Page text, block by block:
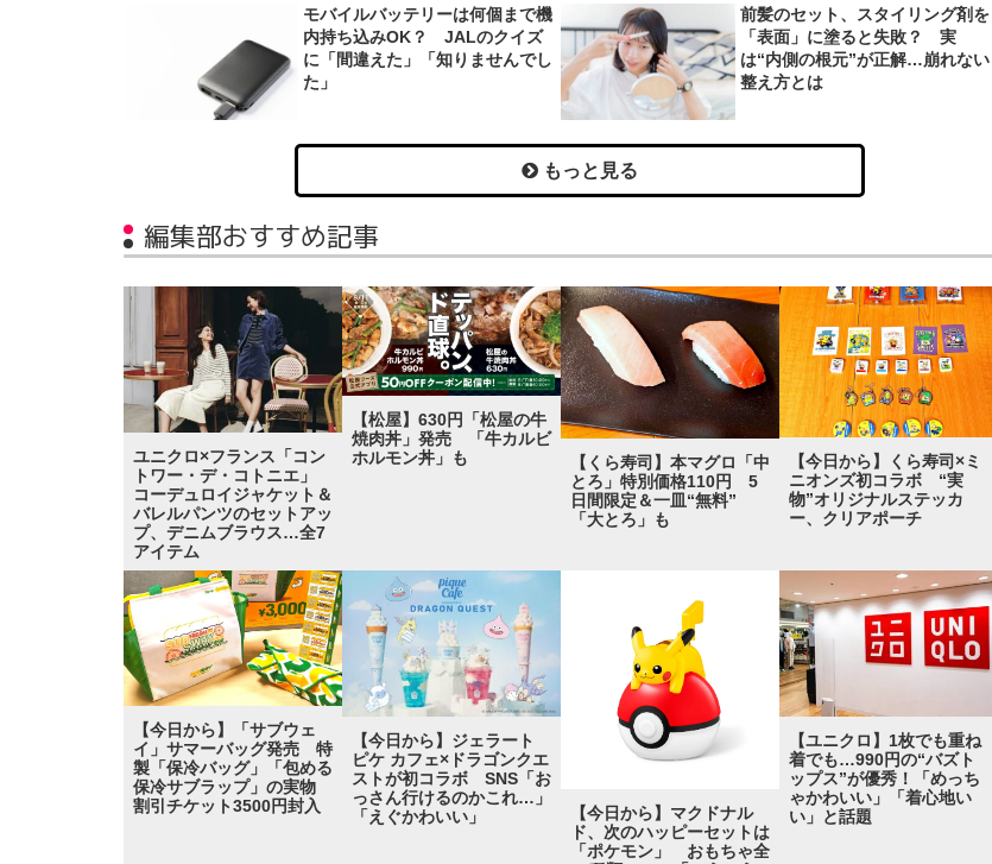
モバイルバッテリーは何個まで機
内持ち込みOK？ JALのクイズ
に「間違えた」「知りませんでし
た」
前髪のセット、スタイリング剤を
「表面」に塗ると失敗？ 実
は“内側の根元”が正解…崩れない
整え方とは
もっと見る
編集部おすすめ記事
ユニクロ×フランス「コン
トワー・デ・コトニエ」
コーデュロイジャケット＆
バレルパンツのセットアッ
プ、デニムブラウス…全7
アイテム
【松屋】630円「松屋の牛
焼肉丼」発売 「牛カルビ
ホルモン丼」も
【くら寿司】本マグロ「中
とろ」特別価格110円 5
日間限定＆一皿“無料”
「大とろ」も
【今日から】くら寿司×ミ
ニオンズ初コラボ “実
物”オリジナルステッカ
ー、クリアポーチ
【今日から】「サブウェ
イ」サマーバッグ発売 特
製「保冷バッグ」「包める
保冷サブラップ」の実物
割引チケット3500円封入
【今日から】ジェラート
ピケ カフェ×ドラゴンクエ
ストが初コラボ SNS「お
っさん行けるのかこれ…」
「えぐかわいい」
【今日から】マクドナル
ド、次のハッピーセットは
「ポケモン」 おもちゃ全
【ユニクロ】1枚でも重ね
着でも…990円の“バズト
ップス”が優秀！「めっち
ゃかわいい」「着心地い
い」と話題